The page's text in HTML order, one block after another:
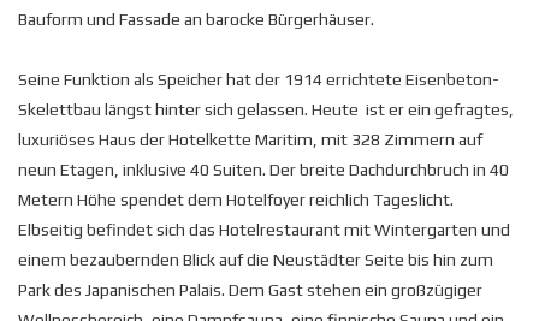
Bauform und Fassade an barocke Bürgerhäuser.
Seine Funktion als Speicher hat der 1914 errichtete Eisenbeton-
Skelettbau längst hinter sich gelassen. Heute ist er ein gefragtes,
luxuriöses Haus der Hotelkette Maritim, mit 328 Zimmern auf
neun Etagen, inklusive 40 Suiten. Der breite Dachdurchbruch in 40
Metern Höhe spendet dem Hotelfoyer reichlich Tageslicht.
Elbseitig befindet sich das Hotelrestaurant mit Wintergarten und
einem bezaubernden Blick auf die Neustädter Seite bis hin zum
Park des Japanischen Palais. Dem Gast stehen ein großzügiger